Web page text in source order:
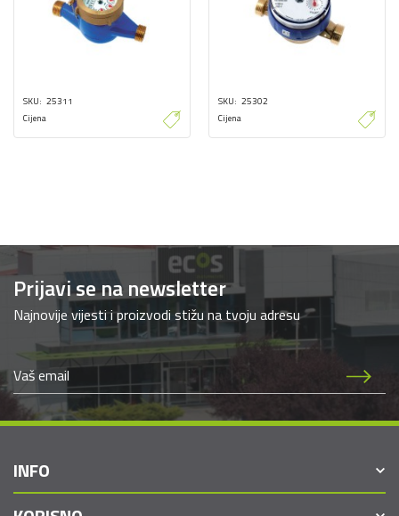
SKU 25311
Cijena
SKU 25302
Cijena
Prijavi se na newsletter
Najnovije vijesti i proizvodi stižu na tvoju adresu
INFO